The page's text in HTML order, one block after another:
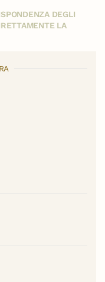
DEGLI
LA